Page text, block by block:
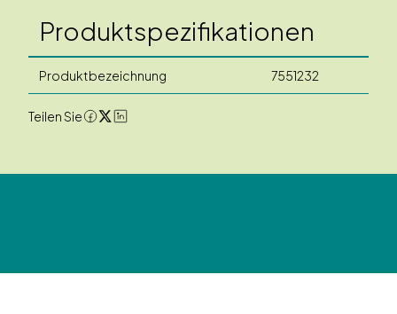
Produktspezifikationen
Produktbezeichnung 7551232
Teilen Sie